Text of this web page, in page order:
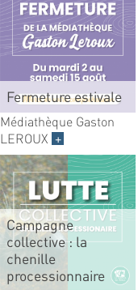
Fermeture estivale
Médiathèque Gaston
LEROUX +
Campagne
collective : la
chenille
processionnaire